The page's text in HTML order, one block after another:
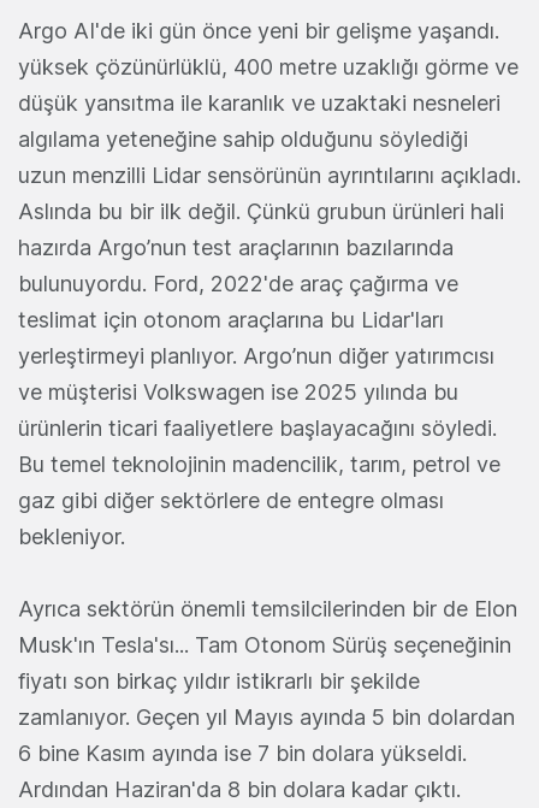
Argo AI'de iki gün önce yeni bir gelişme yaşandı.
yüksek çözünürlüklü, 400 metre uzaklığı görme ve
düşük yansıtma ile karanlık ve uzaktaki nesneleri
algılama yeteneğine sahip olduğunu söylediği
uzun menzilli Lidar sensörünün ayrıntılarını açıkladı.
Aslında bu bir ilk değil. Çünkü grubun ürünleri hali
hazırda Argo’nun test araçlarının bazılarında
bulunuyordu. Ford, 2022'de araç çağırma ve
teslimat için otonom araçlarına bu Lidar'ları
yerleştirmeyi planlıyor. Argo’nun diğer yatırımcısı
ve müşterisi Volkswagen ise 2025 yılında bu
ürünlerin ticari faaliyetlere başlayacağını söyledi.
Bu temel teknolojinin madencilik, tarım, petrol ve
gaz gibi diğer sektörlere de entegre olması
bekleniyor.
Ayrıca sektörün önemli temsilcilerinden bir de Elon
Musk'ın Tesla'sı... Tam Otonom Sürüş seçeneğinin
fiyatı son birkaç yıldır istikrarlı bir şekilde
zamlanıyor. Geçen yıl Mayıs ayında 5 bin dolardan
6 bine Kasım ayında ise 7 bin dolara yükseldi.
Ardından Haziran'da 8 bin dolara kadar çıktı.